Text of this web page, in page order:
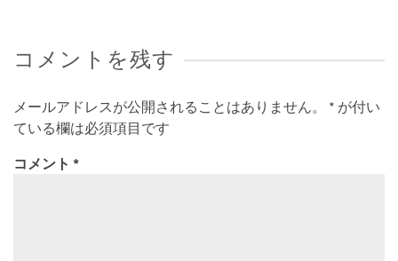
コメントを残す
メールアドレスが公開されることはありません。 * が付い
ている欄は必須項目です
コメント *